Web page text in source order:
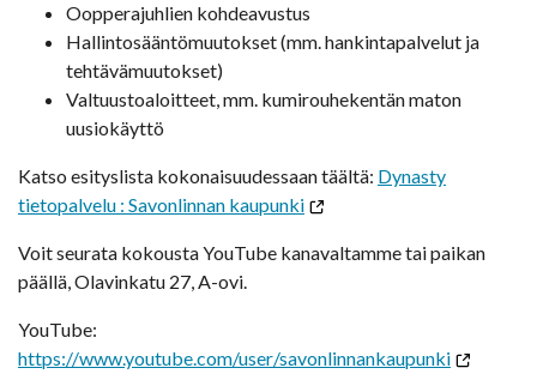
Oopperajuhlien kohdeavustus
Hallintosääntömuutokset (mm. hankintapalvelut ja
tehtävämuutokset)
Valtuustoaloitteet, mm. kumirouhekentän maton
uusiokäyttö
Katso esityslista kokonaisuudessaan täältä: Dynasty
tietopalvelu : Savonlinnan kaupunki
Voit seurata kokousta YouTube kanavaltamme tai paikan
päällä, Olavinkatu 27, A-ovi.
YouTube:
https://www.youtube.com/user/savonlinnankaupunki